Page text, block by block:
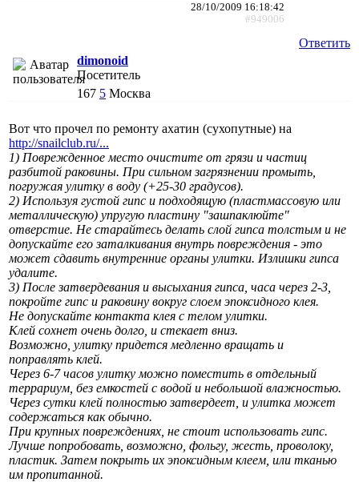
28/10/2009 16:18:42
#949006
Ответить
dimonoid
Посетитель
167 5 Москва
Вот что прочел по ремонту ахатин (сухопутные) на
http://snailclub.ru/...
1) Поврежденное место очистите от грязи и частиц
разбитой раковины. При сильном загрязнении промыть,
погружая улитку в воду (+25-30 градусов).
2) Используя густой гипс и подходящую (пластмассовую или
металлическую) упругую пластину "зашпаклюйте"
отверстие. Не старайтесь делать слой гипса толстым и не
допускайте его заталкивания внутрь повреждения - это
может сдавить внутренние органы улитки. Излишки гипса
удалите.
3) После затвердевания и высыхания гипса, часа через 2-3,
покройте гипс и раковину вокруг слоем эпоксидного клея.
Не допускайте контакта клея с телом улитки.
Клей сохнет очень долго, и стекает вниз.
Возможно, улитку придется медленно вращать и
поправлять клей.
Через 6-7 часов улитку можно поместить в отдельный
террариум, без емкостей с водой и небольшой влажностью.
Через сутки клей полностью затвердеет, и улитка может
содержаться как обычно.
При крупных повреждениях, не стоит использовать гипс.
Лучше попробовать, возможно, фольгу, жесть, проволоку,
пластик. Затем покрыть их эпоксидным клеем, или тканью
им пропитанной.